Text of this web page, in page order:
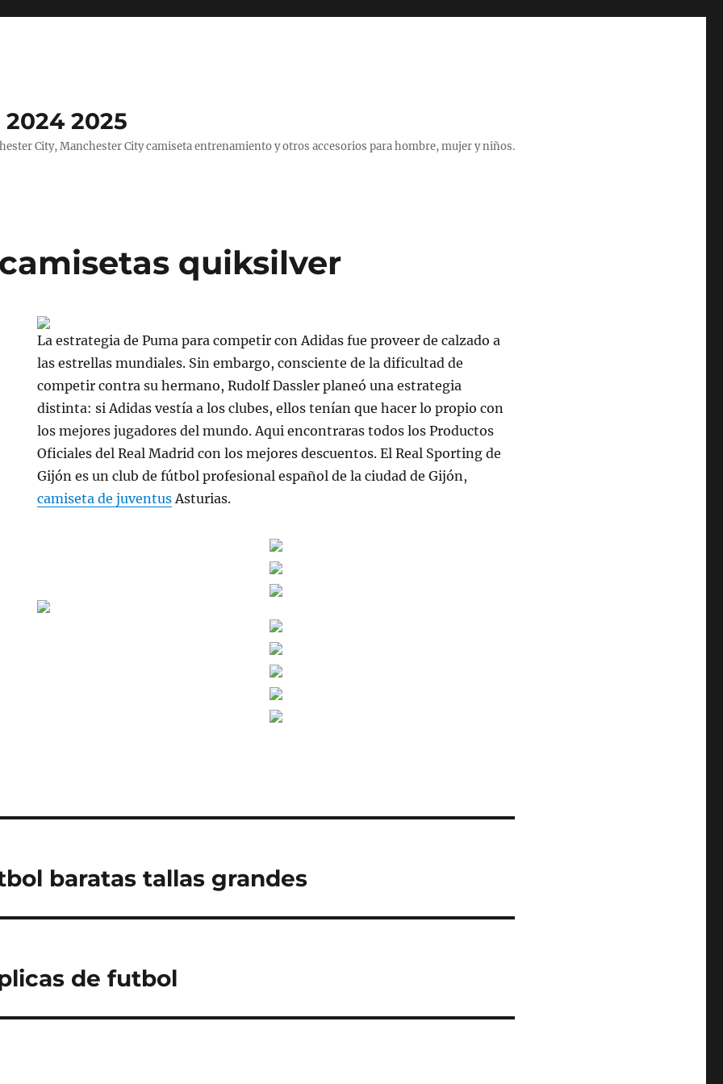
2025
City, Manchester City camiseta entrenamiento y otros accesorios para hombre, mujer y niños.
quiksilver
La estrategia de Puma para competir con Adidas fue proveer de calzado a
las estrellas mundiales. Sin embargo, consciente de la dificultad de
competir contra su hermano, Rudolf Dassler planeó una estrategia
distinta: si Adidas vestía a los clubes, ellos tenían que hacer lo propio con
los mejores jugadores del mundo. Aqui encontraras todos los Productos
Oficiales del Real Madrid con los mejores descuentos. El Real Sporting de
Gijón es un club de fútbol profesional español de la ciudad de Gijón,
camiseta de juventusAsturias.
baratas tallas grandes
de futbol